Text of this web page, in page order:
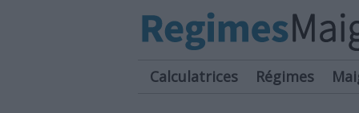
Calculatrices Régimes